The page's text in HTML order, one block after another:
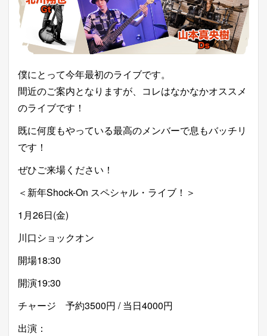
僕にとって今年最初のライブです。
間近のご案内となりますが、コレはなかなかオススメ
のライブです！
既に何度もやっている最高のメンバーで息もバッチリ
です！
ぜひご来場ください！
＜新年Shock-On スペシャル・ライブ！＞
1月26日(金)
川口ショックオン
開場18:30
開演19:30
チャージ 予約3500円 / 当日4000円
出演：